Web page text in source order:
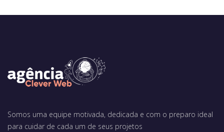
Somos uma equipe motivada, dedicada e com o preparo ideal
para cuidar de cada um de seus projetos